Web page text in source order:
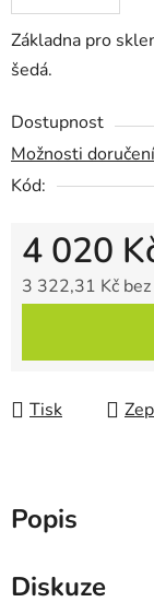
Základna pro
šedá.
Dostupnost
Možnosti doručení
Kód:
4 020
3 322,31 Kč
Tisk
Popis
Diskuze